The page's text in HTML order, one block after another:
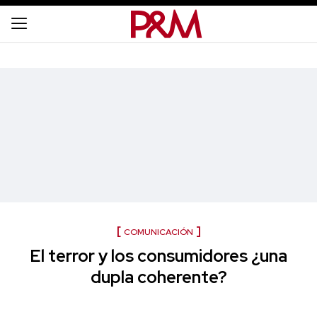
COMUNICACIÓN
El terror y los consumidores ¿una
dupla coherente?